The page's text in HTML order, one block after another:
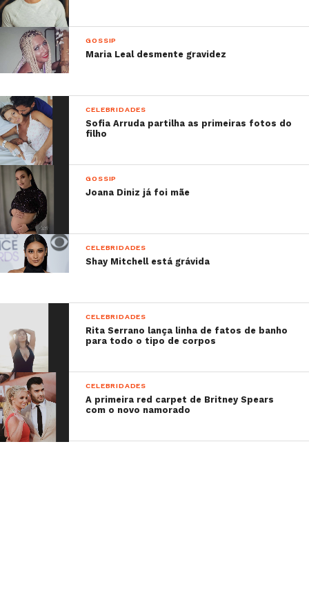
meus avós já faleceram mas felizmente ainda tenho
uma. É a lei da vida. Deprimente foi o teu
comentário”.
–Vera Kolodzig fez um post sobre os incêndios
na Grécia!
–O novo visual de Manuel Luís Goucha está a
criar polémica!
–A revista Cristina Casamentos está de volta às
bancas!
–Ivete Sangalo elogia novo videoclipe de Anitta
GOSSIP
Maria Leal desmente gravidez
CELEBRIDADES
Sofia Arruda partilha as primeiras fotos do
filho
GOSSIP
Joana Diniz já foi mãe
CELEBRIDADES
Shay Mitchell está grávida
CELEBRIDADES
Rita Serrano lança linha de fatos de banho
para todo o tipo de corpos
CELEBRIDADES
A primeira red carpet de Britney Spears
com o novo namorado